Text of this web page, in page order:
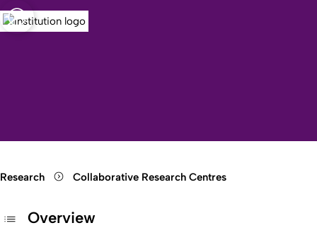
Open search
Open quicklink menu
Research Collaborative Research Centres
Overview